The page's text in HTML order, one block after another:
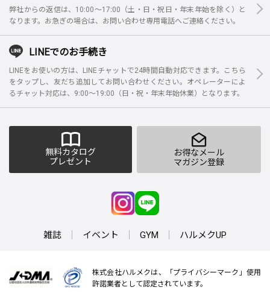
弊社からの返信は、10:00～17:00（土・日・祝日・年末年始を除く）と
なります。お急ぎの場合は、お問い合わせ専用電話へご連絡ください。
LINEでのお手続き
LINEをお使いの方は、LINEチャットで24時間自動対応できます。こちら
をタップし、友だち追加してお問い合わせください。オペレーターによ
るチャット対応は、9:00～19:00（日・祝・年末年始休業）となります。
無料カタログ
プレゼント
お得なメール
マガジン登録
雑誌 イベント GYM ハルメクUP
株式会社ハルメクは、「プライバシーマーク」使用
許諾業者として認定されています。